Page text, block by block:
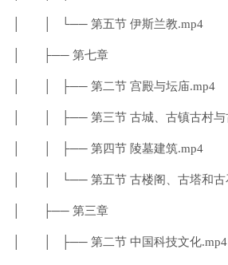
│ │ └── 第五节 伊斯兰教.mp4
│ ├── 第七章
│ │ ├── 第二节 宫殿与坛庙.mp4
│ │ ├── 第三节 古城、古镇古村与
│ │ ├── 第四节 陵墓建筑.mp4
│ │ └── 第五节 古楼阁、古塔和古
│ ├── 第三章
│ │ ├── 第二节 中国科技文化.mp4